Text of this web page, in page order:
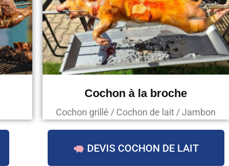
Cochon à la broche
Cochon grillé / Cochon de lait / Jambon
DEVIS COCHON DE LAIT